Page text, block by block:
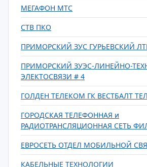
МЕГАФОН МТС
СТВ ПКО
ПРИМОРСКИЙ ЗУС ГУРЬЕВСКИЙ
ПРИМОРСКИЙ ЗУЭС-ЛИНЕЙНО-
ЭЛЕКТОСВЯЗИ # 4
ГОЛДЕН ТЕЛЕКОМ ГК ВЕСТБАЛТ
ГОРОДСКАЯ ТЕЛЕФОННАЯ и
РАДИОТРАНСЛЯЦИОННАЯ СЕТЬ
ЕВРОСЕТЬ ОТДЕЛ МОБИЛЬНОЙ
КАБЕЛЬНЫЕ ТЕХНОЛОГИИ